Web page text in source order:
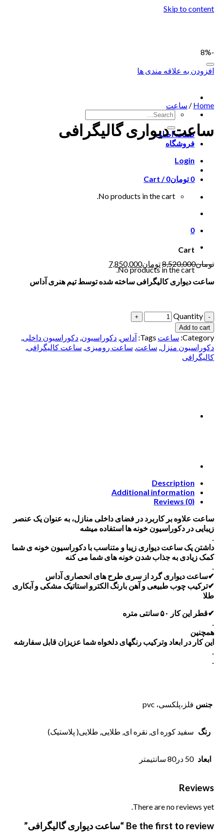
Skip to content
صفحه اصلی
فروشگاه
Login
Cart /
تومان0
0
No products in the cart.
0
Cart
No products in the cart.
-8%
افزودن به علاقه مندی ها
Home
/ ساعت
ساعت دیواری گالیگرافی
تومان8,520,000تومان7,850,000
ساعت دیواری کالیگرافی ساخته شده توسط تیم هنری آداس
Quantity
Add to cart
Category: ساعت Tags: آداس, دکوراسیون, دکوراسیون داخلی,
دکوراسیون منزل, ساعت, ساعت رومیزی, ساعت کالیگرافی,
کالیگرافی
Description
Additional information
Reviews (0)
ساعت علاوه بر کاربرد در فضای داخلی منازل، به عنوان یک عنصر
زیبایی در دکوراسیون خونه ها استفاده میشه
.
داشتن یک ساعت دیواری زیبا و متناسب با دکوراسیون خونه ی شما
کمک زیادی به جذاب شدن خونه های شما می کنه
.
✔ساعت دیواری گرد از سری طرح های انحصاری آداس
✔ترکیب چوب طبیعی و آهن بارنگ الکترو استاتیک مشکی و آبکاری
طلا
✔قطر این کار ۵۰ سانتی متره
.
همچنین
این کار در ابعاد وترکیب رنگهای دلخواه شما عزیزان قابل سفارشه
.
.
جنس فلز،پلکسی، pvc
رنگ سفید کوره ای, نقره ای, طلایی, طلایی( پلاستیک)
ابعاد 50 در80 سانتیمتر
Reviews
There are no reviews yet.
Be the first to review “ساعت دیواری گالیگرافی”